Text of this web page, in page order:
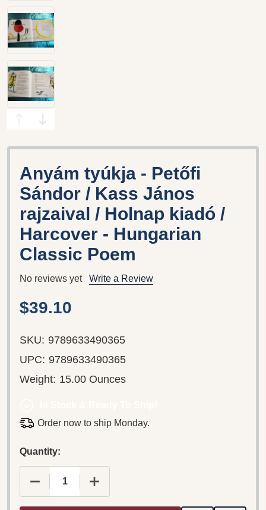
Anyám tyúkja - Petőfi
Sándor / Kass János
rajzaival / Holnap kiadó /
Harcover - Hungarian
Classic Poem
No reviews yet Write a Review
$39.10
SKU: 9789633490365
UPC: 9789633490365
Weight: 15.00 Ounces
Order now to ship Monday.
Quantity:
DECREASE QUANTITY OF ANYÁM TYÚKJA -
INCREASE QUANTITY OF ANYÁM